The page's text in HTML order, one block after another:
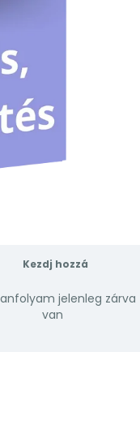
Kezdj hozzá
jelenleg zárva
van